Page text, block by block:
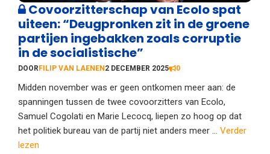
Covoorzitterschap van Ecolo spat
uiteen: “Deugpronken zit in de groene
partijen ingebakken zoals corruptie
in de socialistische”
DOORFILIP VAN LAENEN2 DECEMBER 2025 0
Midden november was er geen ontkomen meer aan: de
spanningen tussen de twee covoorzitters van Ecolo,
Samuel Cogolati en Marie Lecocq, liepen zo hoog op dat
het politiek bureau van de partij niet anders meer ... Verder
lezen